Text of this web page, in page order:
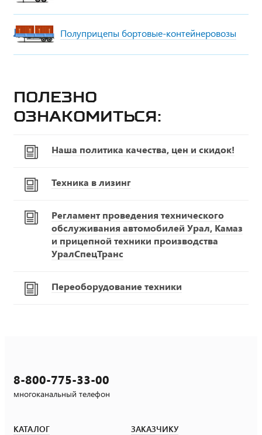
Полуприцепы бортовые-контейнеровозы
Полезно
ознакомиться:
Наша политика качества, цен и скидок!
Техника в лизинг
Регламент проведения технического
обслуживания автомобилей Урал, Камаз
и прицепной техники производства
УралСпецТранс
Переоборудование техники
8-800-775-33-00
многоканальный телефон
КАТАЛОГ ЗАКАЗЧИКУ